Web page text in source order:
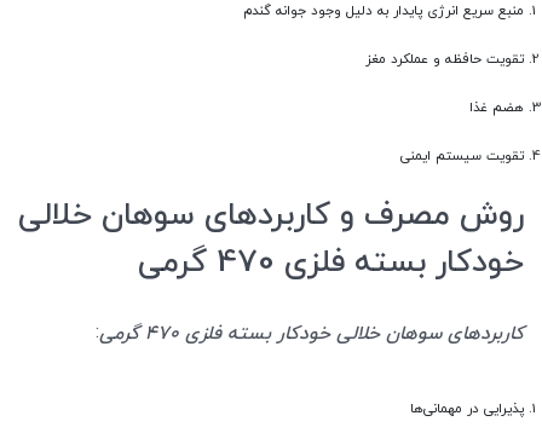
منبع سریع انرژی پایدار به دلیل وجود جوانه گندم
تقویت حافظه و عملکرد مغز
هضم غذا
تقویت سیستم ایمنی
روش مصرف و کاربردهای سوهان خلالی
خودکار بسته فلزی 470 گرمی
کاربردهای سوهان خلالی خودکار بسته فلزی 470 گرمی :
پذیرایی در مهمانی‌ها